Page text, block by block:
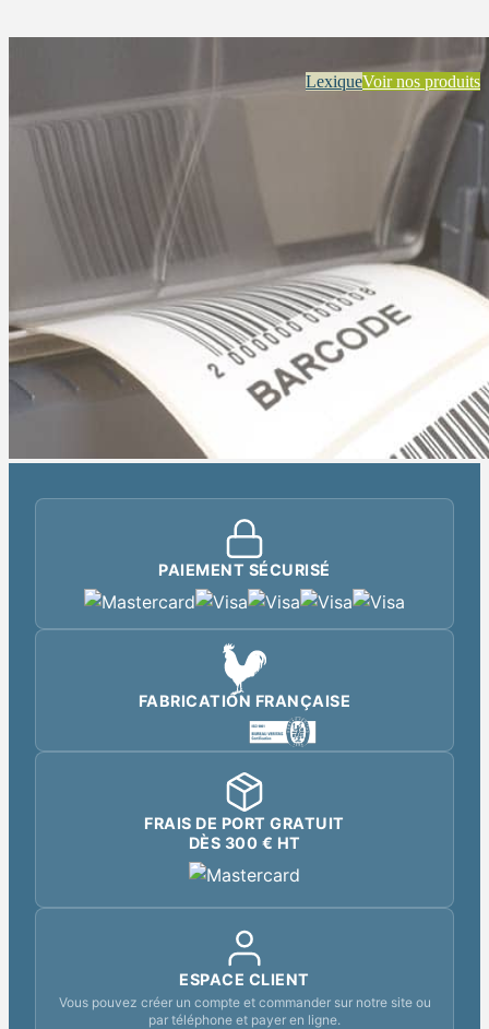
LexiqueVoir nos produits
PAIEMENT SÉCURISÉ
FABRICATION FRANÇAISE
FRAIS DE PORT GRATUIT
DÈS 300 € HT
ESPACE CLIENT
Vous pouvez créer un compte et commander sur notre site ou
par téléphone et payer en ligne.